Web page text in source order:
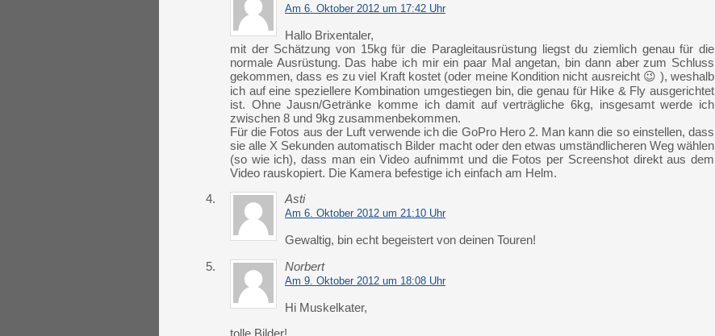
Am 6. Oktober 2012 um 17:42 Uhr
Hallo Brixentaler,
mit der Schätzung von 15kg für die Paragleitausrüstung liegst du ziemlich genau für die
normale Ausrüstung. Das habe ich mir ein paar Mal angetan, bin dann aber zum Schluss
gekommen, dass es zu viel Kraft kostet (oder meine Kondition nicht ausreicht 😉 ), weshalb
ich auf eine speziellere Kombination umgestiegen bin, die genau für Hike & Fly ausgerichtet
ist. Ohne Jausn/Getränke komme ich damit auf verträgliche 6kg, insgesamt werde ich
zwischen 8 und 9kg zusammenbekommen.
Für die Fotos aus der Luft verwende ich die GoPro Hero 2. Man kann die so einstellen, dass
sie alle X Sekunden automatisch Bilder macht oder den etwas umständlicheren Weg wählen
(so wie ich), dass man ein Video aufnimmt und die Fotos per Screenshot direkt aus dem
Video rauskopiert. Die Kamera befestige ich einfach am Helm.
4.
Asti
Am 6. Oktober 2012 um 21:10 Uhr
Gewaltig, bin echt begeistert von deinen Touren!
5.
Norbert
Am 9. Oktober 2012 um 18:08 Uhr
Hi Muskelkater,
tolle Bilder!